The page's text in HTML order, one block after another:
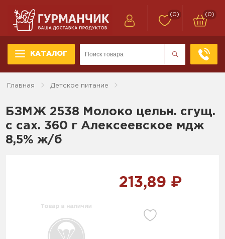
КАТАЛОГ
(0) (0)
Главная Детское питание
БЗМЖ 2538 Молоко цельн. сгущ.
с сах. 360 г Алексеевское мдж
8,5% ж/б
213,89 ₽